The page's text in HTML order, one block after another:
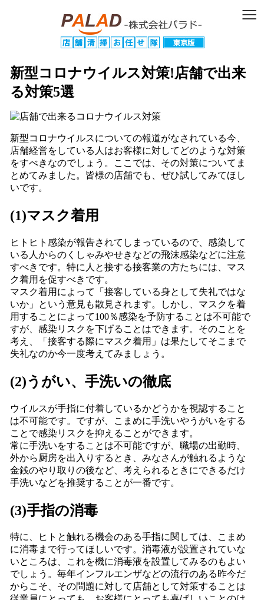
≡
新型コロナウイルス対策!店舗で出来
る対策5選
新型コロナウイルスについての報道がなされている今、
店舗経営をしている人はお客様に対してどのような対策
をすべきなのでしょう。ここでは、その対策についてま
とめてみました。皆様の店舗でも、ぜひ試してみてほし
いです。
(1)マスク着用
ヒトヒト感染が報告されてしまっているので、感染して
いる人からのくしゃみやせきなどの飛沫感染などに注意
すべきです。特に人と接する接客業の方たちには、マス
ク着用を促すべきです。
マスク着用によって「接客している身として失礼ではな
いか」という意見も散見されます。しかし、マスクを着
用することによって100％感染を予防することは不可能で
すが、感染リスクを下げることはできます。そのことを
考え、「接客する際にマスク着用」は果たしてそこまで
失礼なのか今一度考えてみましょう。
(2)うがい、手洗いの徹底
ウイルスが手指に付着しているかどうかを視認すること
は不可能です。ですが、こまめに手洗いやうがいをする
ことで感染リスクを抑えることができます。
常に手洗いをすることは不可能ですが、職場の出勤時、
外から厨房を出入りするとき、みなさんが触れるような
金銭のやり取りの後など、考えられるときにできるだけ
手洗いなどを推奨することが一番です。
(3)手指の消毒
特に、ヒトと触れる機会のある手指に関しては、こまめ
に消毒まで行ってほしいです。消毒液が設置されていな
いところは、これを機に消毒液を設置してみるのもよい
でしょう。毎年インフルエンザなどの流行のある昨今だ
からこそ、その問題に対して店舗として対策することは